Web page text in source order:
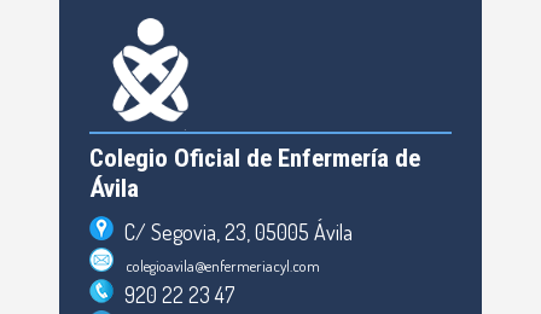
Colegio Oficial de Enfermería de
Ávila
C/ Segovia, 23, 05005 Ávila
colegioavila@enfermeriacyl.com
920 22 23 47